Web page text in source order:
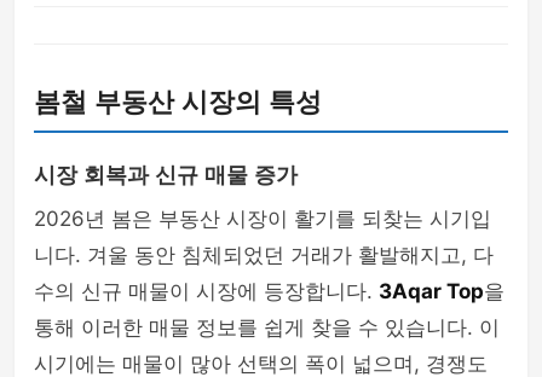
봄철 부동산 시장의 특성
시장 회복과 신규 매물 증가
2026년 봄은 부동산 시장이 활기를 되찾는 시기입
니다. 겨울 동안 침체되었던 거래가 활발해지고, 다
수의 신규 매물이 시장에 등장합니다. 3Aqar Top을
통해 이러한 매물 정보를 쉽게 찾을 수 있습니다. 이
시기에는 매물이 많아 선택의 폭이 넓으며, 경쟁도